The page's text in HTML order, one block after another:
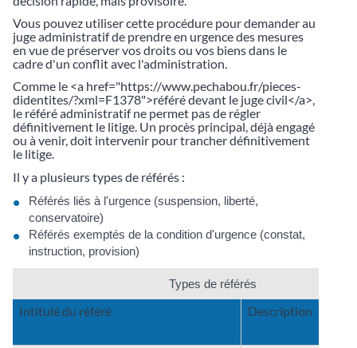
Vous pouvez utiliser cette procédure pour demander au
juge administratif de prendre en urgence des mesures
en vue de préserver vos droits ou vos biens dans le
cadre d'un conflit avec l'administration.
Comme le <a href="https://www.pechabou.fr/pieces-
didentites/?xml=F1378">référé devant le juge civil</a>,
le référé administratif ne permet pas de régler
définitivement le litige. Un procès principal, déjà engagé
ou à venir, doit intervenir pour trancher définitivement
le litige.
Il y a plusieurs types de référés :
Référés liés à l'urgence (suspension, liberté,
conservatoire)
Référés exemptés de la condition d'urgence (constat,
instruction, provision)
Types de référés
Intitulé du référé Description